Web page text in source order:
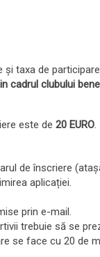
taxa de
cadrul clubului
este de 20 EURO.
de înscriere
aplicației.
prin e-mail.
trebuie să se
se face cu 20 de